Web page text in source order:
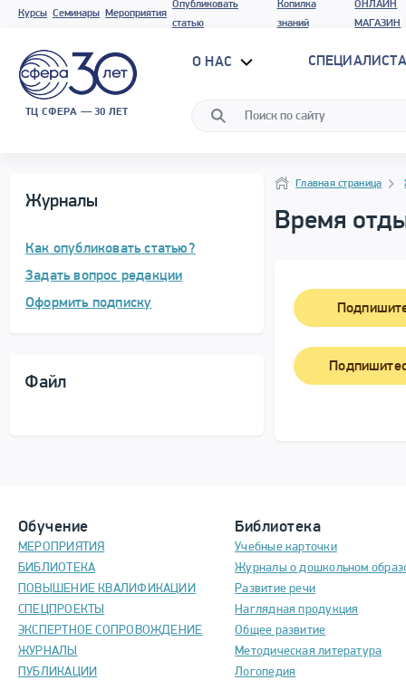
Курсы Семинары Мероприятия
Опубликовать
статью
Копилка
знаний
ОНЛАЙН
МАГАЗИН
ТЦ СФЕРА — 30 ЛЕТ
О НАС
Журналы
Как опубликовать статью?
Задать вопрос редакции
Оформить подписку
Файл
Навигация
НавигацияГлавная страница
Время
Обучение
МЕРОПРИЯТИЯ
БИБЛИОТЕКА
ПОВЫШЕНИЕ КВАЛИФИКАЦИИ
СПЕЦПРОЕКТЫ
ЭКСПЕРТНОЕ СОПРОВОЖДЕНИЕ
ЖУРНАЛЫ
ПУБЛИКАЦИИ
Библиотека
Учебные карточки
Журналы о дошкольном
Развитие речи
Наглядная продукция
Общее развитие
Методическая литература
Логопедия